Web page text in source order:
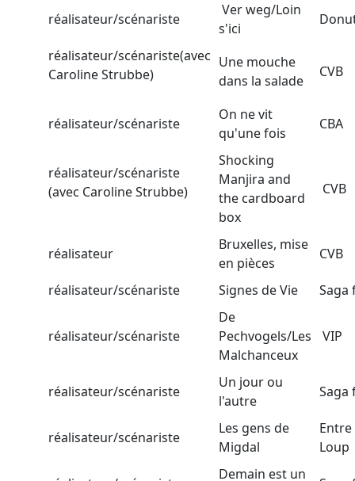
réalisateur/scénariste
Ver weg/Loin
s'ici
réalisateur/scénariste(avec
Caroline Strubbe)
Une mouche
dans la salade
CVB
réalisateur/scénariste
On ne vit
qu'une fois
CBA
réalisateur/scénariste
(avec Caroline Strubbe)
Shocking
Manjira and
the cardboard
box
CVB
réalisateur
Bruxelles, mise
en pièces
CVB
réalisateur/scénariste Signes de Vie Saga
réalisateur/scénariste
De
Pechvogels/Les
Malchanceux
VIP
réalisateur/scénariste
Un jour ou
l'autre
Saga
réalisateur/scénariste
Les gens de
Migdal
Loup
Demain est un